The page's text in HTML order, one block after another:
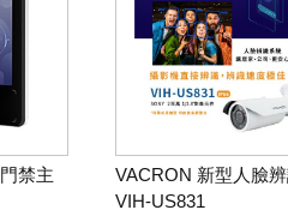
禁主
VACRON 新型人臉
VIH-US831